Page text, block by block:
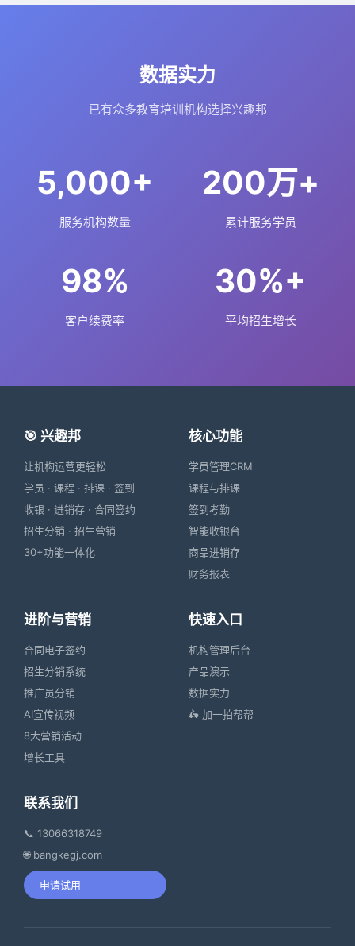
数据实力
已有众多教育培训机构选择兴趣邦
5,000+
服务机构数量
200万+
累计服务学员
98%
客户续费率
30%+
平均招生增长
🎯 兴趣邦
让机构运营更轻松
学员 · 课程 · 排课 · 签到
收银 · 进销存 · 合同签约
招生分销 · 招生营销
30+功能一体化
核心功能
学员管理CRM
课程与排课
签到考勤
智能收银台
商品进销存
财务报表
进阶与营销
合同电子签约
招生分销系统
推广员分销
AI宣传视频
8大营销活动
增长工具
快速入口
机构管理后台
产品演示
数据实力
🛵 加一拍帮帮
联系我们
📞 13066318749
🌐 bangkegj.com
申请试用